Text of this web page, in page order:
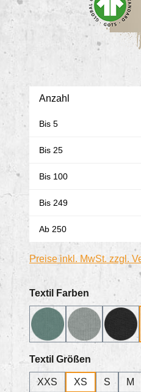
Anzahl
Bis 5
Bis 25
Bis 100
Bis 249
Ab 250
Preise inkl. MwSt. zzgl.
Textil Farben auswählen
Green BayMisty
Textil Größen
XXS XS S M